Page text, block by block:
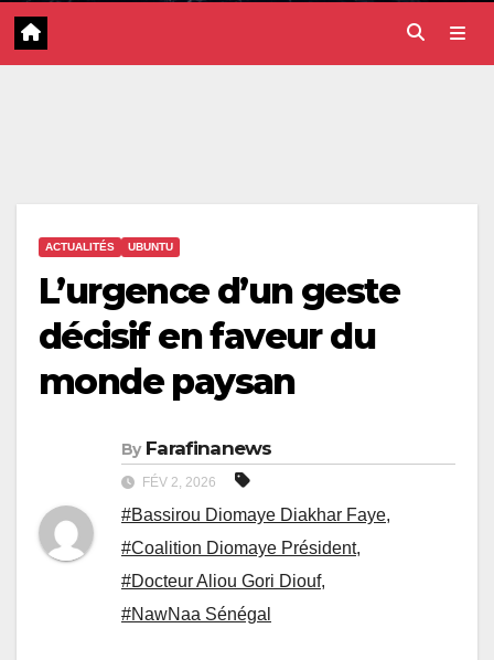
ACTUALITÉS UBUNTU
L’urgence d’un geste
décisif en faveur du
monde paysan
By Farafinanews
FÉV 2, 2026
#Bassirou Diomaye Diakhar Faye,
#Coalition Diomaye Président,
#Docteur Aliou Gori Diouf,
#NawNaa Sénégal